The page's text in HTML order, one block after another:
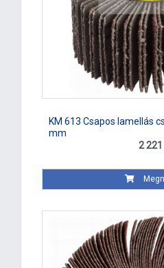
KM 613 Csapos lamellás
mm
2 221